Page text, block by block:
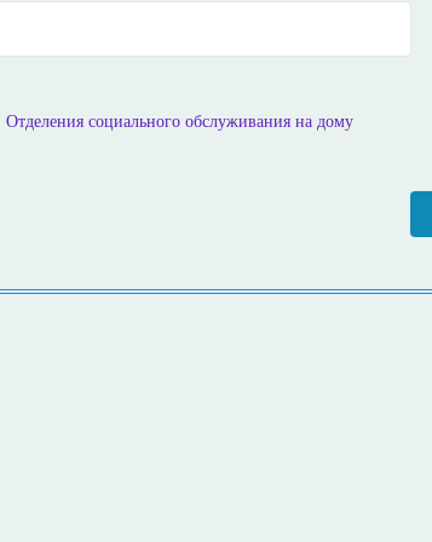
Отделения социального обслуживания на дому